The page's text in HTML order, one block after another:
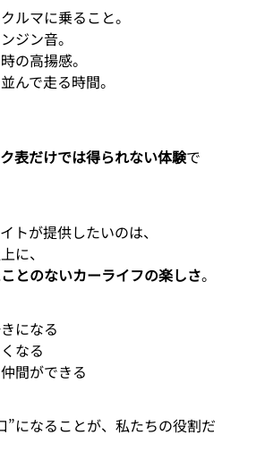
ルマに乗ること。
ジン音。
の高揚感。
んで走る時間。
表だけでは得られない体験で
トが提供したいのは、
に、
とのないカーライフの楽しさ。
になる
なる
間ができる
”になることが、私たちの役割だ